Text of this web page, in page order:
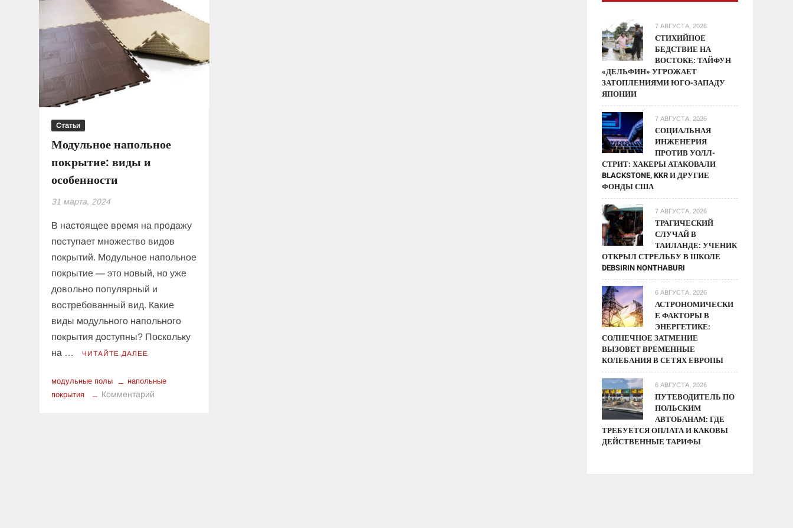
Статьи
Модульное напольное
покрытие: виды и
особенности
31 марта, 2024
В настоящее время на продажу
поступает множество видов
покрытий. Модульное напольное
покрытие — это новый, но уже
довольно популярный и
востребованный вид. Какие
виды модульного напольного
покрытия доступны? Поскольку
на …
ЧИТАЙТЕ ДАЛЕЕ
модульные полы
напольные
покрытия
Комментарий
7 АВГУСТА, 2026
СТИХИЙНОЕ
БЕДСТВИЕ НА
ВОСТОКЕ: ТАЙФУН
«ДЕЛЬФИН» УГРОЖАЕТ
ЗАТОПЛЕНИЯМИ ЮГО-ЗАПАДУ
ЯПОНИИ
7 АВГУСТА, 2026
СОЦИАЛЬНАЯ
ИНЖЕНЕРИЯ
ПРОТИВ УОЛЛ-
СТРИТ: ХАКЕРЫ АТАКОВАЛИ
BLACKSTONE, KKR И ДРУГИЕ
ФОНДЫ США
7 АВГУСТА, 2026
ТРАГИЧЕСКИЙ
СЛУЧАЙ В
ТАИЛАНДЕ: УЧЕНИК
ОТКРЫЛ СТРЕЛЬБУ В ШКОЛЕ
DEBSIRIN NONTHABURI
6 АВГУСТА, 2026
АСТРОНОМИЧЕСКИ
Е ФАКТОРЫ В
ЭНЕРГЕТИКЕ:
СОЛНЕЧНОЕ ЗАТМЕНИЕ
ВЫЗОВЕТ ВРЕМЕННЫЕ
КОЛЕБАНИЯ В СЕТЯХ ЕВРОПЫ
6 АВГУСТА, 2026
ПУТЕВОДИТЕЛЬ ПО
ПОЛЬСКИМ
АВТОБАНАМ: ГДЕ
ТРЕБУЕТСЯ ОПЛАТА И КАКОВЫ
ДЕЙСТВЕННЫЕ ТАРИФЫ